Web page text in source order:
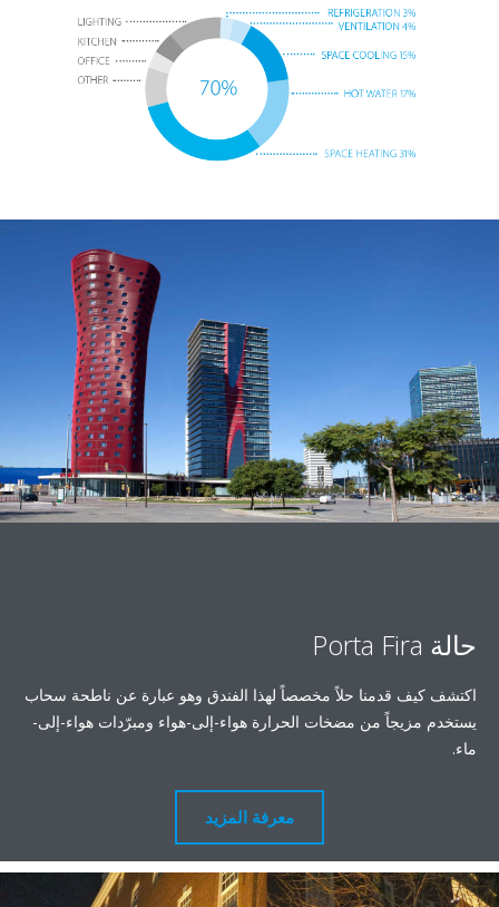
قدمنا حلاً مخصصاً لهذا الفندق وهو عبارة عن ناطحة سحاب
من مضخات الحرارة هواء-إلى-هواء ومبرّدات هواء-إلى-
معرفة المزيد